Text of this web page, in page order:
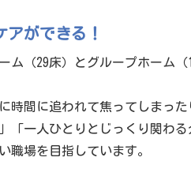
ができる！
ム（29床）とグループホーム
時間に追われて焦ってしまっ
「一人ひとりとじっくり関わる
職場を目指しています。